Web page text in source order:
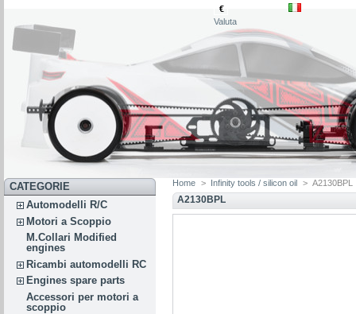
€
Valuta
CATEGORIE
Automodelli R/C
Motori a Scoppio
M.Collari Modified
engines
Ricambi automodelli RC
Engines spare parts
Accessori per motori a
scoppio
Home > Infinity tools / silicon oil > A2130BPL
A2130BPL